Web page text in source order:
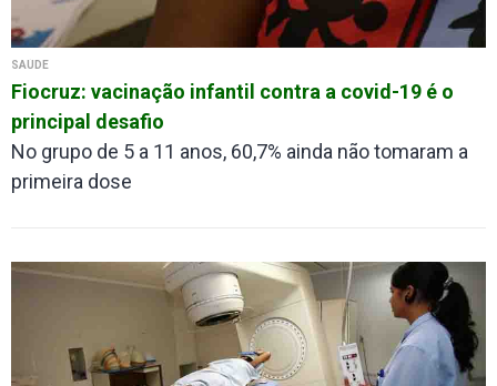
SAÚDE
Fiocruz: vacinação infantil contra a covid-19 é o
principal desafio
No grupo de 5 a 11 anos, 60,7% ainda não tomaram a
primeira dose